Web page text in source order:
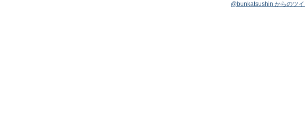
@bunkatsushin からのツイ